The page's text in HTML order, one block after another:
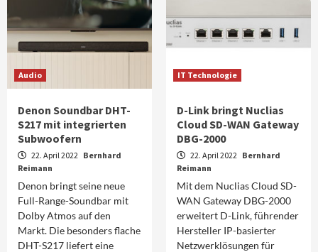
Audio
Denon Soundbar DHT-
S217 mit integrierten
Subwoofern
22. April 2022 Bernhard
Reimann
Denon bringt seine neue
Full-Range-Soundbar mit
Dolby Atmos auf den
Markt. Die besonders flache
DHT-S217 liefert eine
IT Technologie
D-Link bringt Nuclias
Cloud SD-WAN Gateway
DBG-2000
22. April 2022 Bernhard
Reimann
Mit dem Nuclias Cloud SD-
WAN Gateway DBG-2000
erweitert D-Link, führender
Hersteller IP-basierter
Netzwerklösungen für